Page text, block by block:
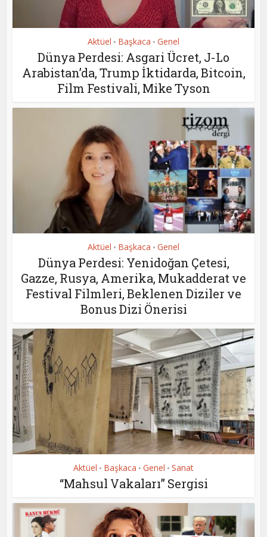
Aktüel • Başkaca • Genel
Dünya Perdesi: Asgari Ücret, J-Lo
Arabistan’da, Trump İktidarda, Bitcoin,
Film Festivali, Mike Tyson
Aktüel • Başkaca • Genel
Dünya Perdesi: Yenidoğan Çetesi,
Gazze, Rusya, Amerika, Mukadderat ve
Festival Filmleri, Beklenen Diziler ve
Bonus Dizi Önerisi
Aktüel • Başkaca • Genel • Sanat
“Mahsul Vakaları” Sergisi